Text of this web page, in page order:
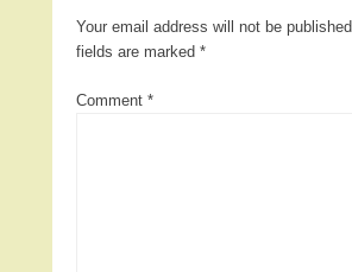
Your email address will not be published.
fields are marked *
Comment *